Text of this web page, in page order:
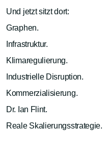
Und jetzt sitzt dort:
Graphen.
Infrastruktur.
Klimaregulierung.
Industrielle Disruption.
Kommerzialisierung.
Dr. Ian Flint.
Reale Skalierungsstrategie.